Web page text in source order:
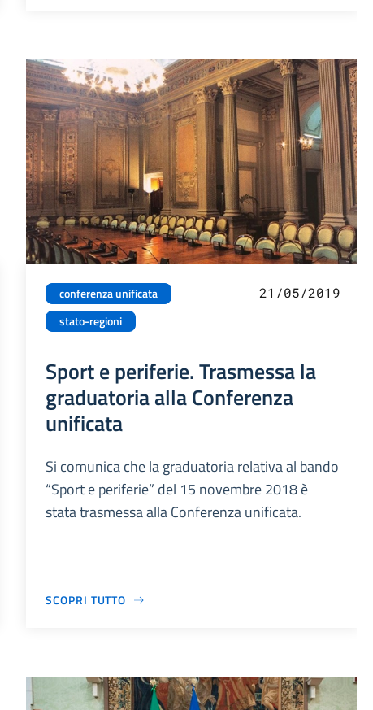
conferenza unificata
stato-regioni
21/05/2019
Sport e periferie. Trasmessa la
graduatoria alla Conferenza
unificata
Si comunica che la graduatoria relativa al bando
“Sport e periferie” del 15 novembre 2018 è
stata trasmessa alla Conferenza unificata.
SCOPRI TUTTO